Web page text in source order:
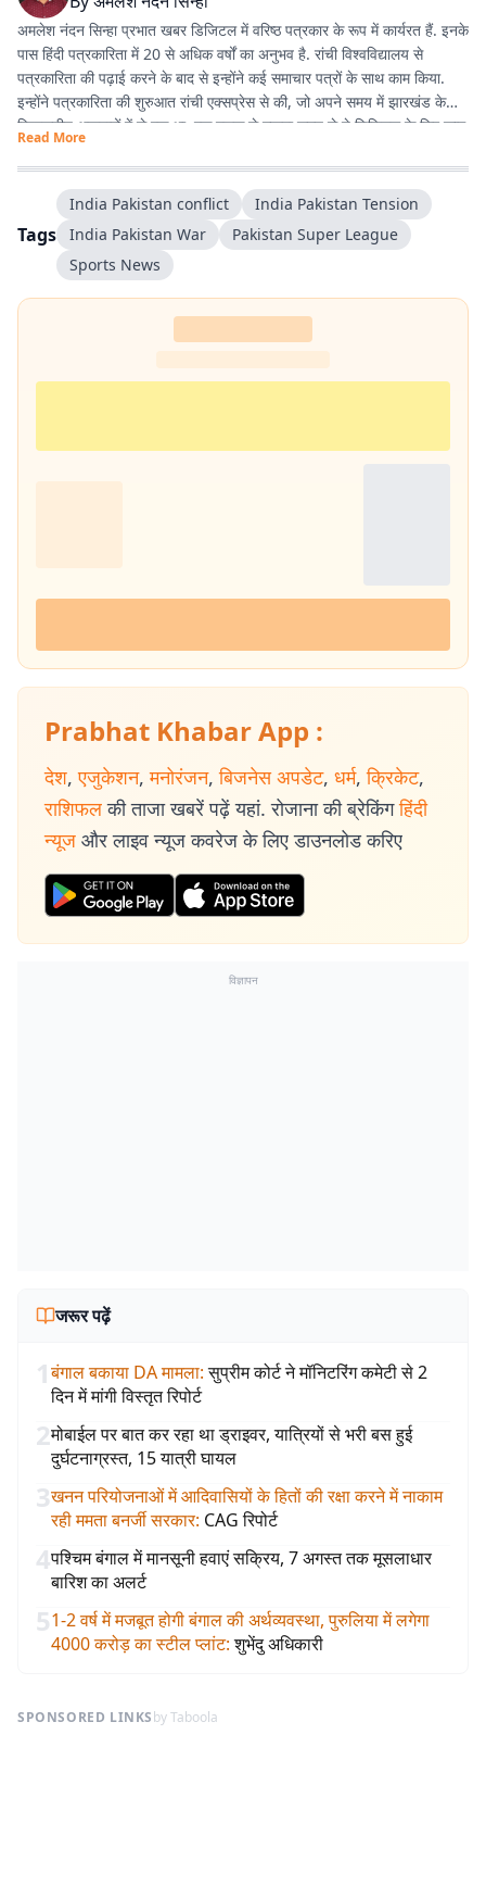
अमलेश नंदन सिन्हा प्रभात खबर डिजिटल में वरिष्ठ पत्रकार के रूप में कार्यरत हैं. इनके
पास हिंदी पत्रकारिता में 20 से अधिक वर्षों का अनुभव है. रांची विश्वविद्यालय से
पत्रकारिता की पढ़ाई करने के बाद से इन्होंने कई समाचार पत्रों के साथ काम किया.
इन्होंने पत्रकारिता की शुरुआत रांची एक्सप्रेस से की, जो अपने समय में झारखंड के
विश्वसनीय अखबारों में से एक था. एक दशक से ज्यादा समय से ये डिजिटल के लिए काम
कर रहे हैं. झारखंड की खबरों के अलावा, समसामयिक विषयों के बारे में भी लिखने में रुचि
रखते हैं. विज्ञान और आधुनिक चिकित्सा के बारे में देखना, पढ़ना और नई जानकारियां
प्राप्त करना इन्हें पसंद है.
Read More
Tags
India Pakistan conflict
India Pakistan Tension
India Pakistan War
Pakistan Super League
Sports News
Prabhat Khabar App :
देश, एजुकेशन, मनोरंजन, बिजनेस अपडेट, धर्म, क्रिकेट,
राशिफल की ताजा खबरें पढ़ें यहां. रोजाना की ब्रेकिंग हिंदी
न्यूज और लाइव न्यूज कवरेज के लिए डाउनलोड करिए
विज्ञापन
जरूर पढ़ें
1बंगाल बकाया DA मामला: सुप्रीम कोर्ट ने मॉनिटरिंग कमेटी से 2
दिन में मांगी विस्तृत रिपोर्ट
2मोबाईल पर बात कर रहा था ड्राइवर, यात्रियों से भरी बस हुई
दुर्घटनाग्रस्त, 15 यात्री घायल
3खनन परियोजनाओं में आदिवासियों के हितों की रक्षा करने में नाकाम
रही ममता बनर्जी सरकार: CAG रिपोर्ट
4पश्चिम बंगाल में मानसूनी हवाएं सक्रिय, 7 अगस्त तक मूसलाधार
बारिश का अलर्ट
51-2 वर्ष में मजबूत होगी बंगाल की अर्थव्यवस्था, पुरुलिया में लगेगा
4000 करोड़ का स्टील प्लांट: शुभेंदु अधिकारी
SPONSORED LINKSby Taboola